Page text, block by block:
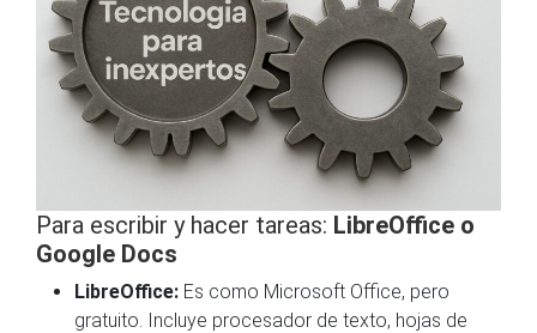
Para escribir y hacer tareas: LibreOffice o
Google Docs
LibreOffice: Es como Microsoft Office, pero
gratuito. Incluye procesador de texto, hojas de